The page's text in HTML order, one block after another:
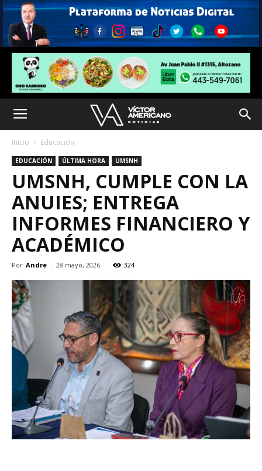
Inicio Educación
EDUCACIÓN ÚLTIMA HORA UMSNH
UMSNH, CUMPLE CON LA
ANUIES; ENTREGA
INFORMES FINANCIERO Y
ACADÉMICO
Por Andre - 28 mayo, 2026 324